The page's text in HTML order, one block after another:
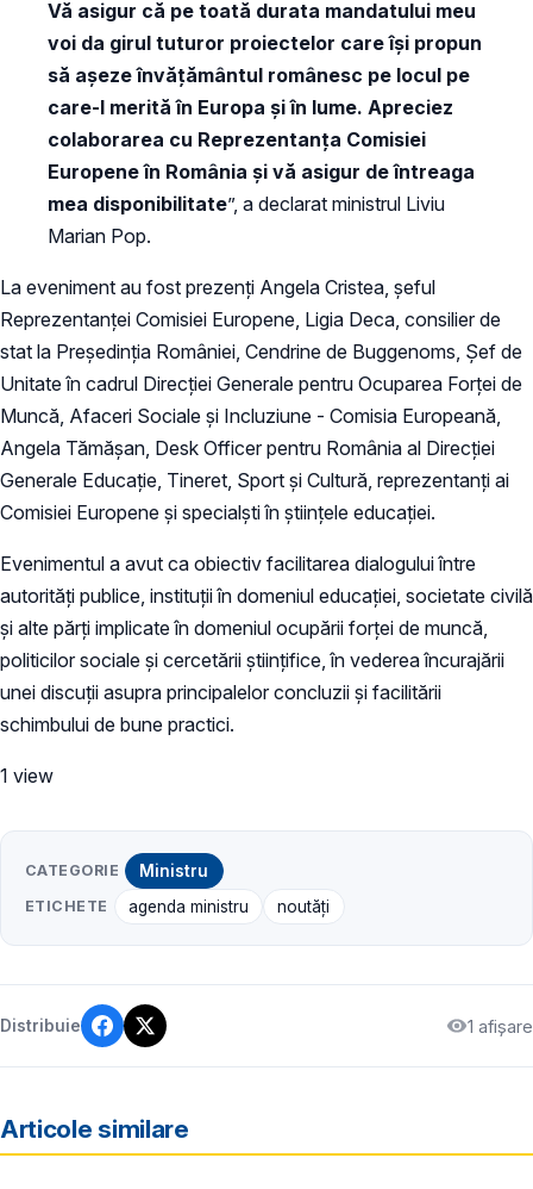
Vă asigur că pe toată durata mandatului meu
voi da girul tuturor proiectelor care își propun
să așeze învățământul românesc pe locul pe
care-l merită în Europa și în lume. Apreciez
colaborarea cu Reprezentanța Comisiei
Europene în România și vă asigur de întreaga
mea disponibilitate”, a declarat ministrul Liviu
Marian Pop.
La eveniment au fost prezenți Angela Cristea, șeful
Reprezentanței Comisiei Europene, Ligia Deca, consilier de
stat la Președinția României, Cendrine de Buggenoms, Șef de
Unitate în cadrul Direcției Generale pentru Ocuparea Forței de
Muncă, Afaceri Sociale și Incluziune - Comisia Europeană,
Angela Tămășan, Desk Officer pentru România al Direcției
Generale Educație, Tineret, Sport și Cultură, reprezentanți ai
Comisiei Europene și specialști în științele educației.
Evenimentul a avut ca obiectiv facilitarea dialogului între
autorități publice, instituții în domeniul educației, societate civilă
și alte părți implicate în domeniul ocupării forței de muncă,
politicilor sociale și cercetării științifice, în vederea încurajării
unei discuții asupra principalelor concluzii și facilitării
schimbului de bune practici.
1 view
CATEGORIE Ministru
ETICHETE agenda ministru noutăți
Distribuie 1 afișare
Articole similare